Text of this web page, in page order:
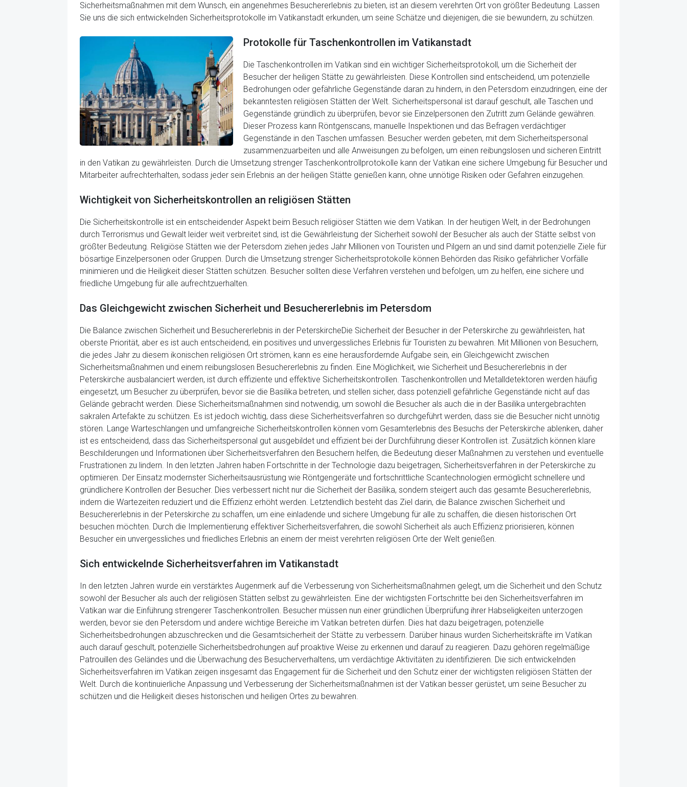
Sicherheitsmaßnahmen mit dem Wunsch, ein angenehmes Besuchererlebnis zu bieten, ist an diesem verehrten Ort von größter Bedeutung. Lassen
Sie uns die sich entwickelnden Sicherheitsprotokolle im Vatikanstadt erkunden, um seine Schätze und diejenigen, die sie bewundern, zu schützen.
Protokolle für Taschenkontrollen im Vatikanstadt
Die Taschenkontrollen im Vatikan sind ein wichtiger Sicherheitsprotokoll, um die Sicherheit der
Besucher der heiligen Stätte zu gewährleisten. Diese Kontrollen sind entscheidend, um potenzielle
Bedrohungen oder gefährliche Gegenstände daran zu hindern, in den Petersdom einzudringen, eine der
bekanntesten religiösen Stätten der Welt. Sicherheitspersonal ist darauf geschult, alle Taschen und
Gegenstände gründlich zu überprüfen, bevor sie Einzelpersonen den Zutritt zum Gelände gewähren.
Dieser Prozess kann Röntgenscans, manuelle Inspektionen und das Befragen verdächtiger
Gegenstände in den Taschen umfassen. Besucher werden gebeten, mit dem Sicherheitspersonal
zusammenzuarbeiten und alle Anweisungen zu befolgen, um einen reibungslosen und sicheren Eintritt
in den Vatikan zu gewährleisten. Durch die Umsetzung strenger Taschenkontrollprotokolle kann der Vatikan eine sichere Umgebung für Besucher und
Mitarbeiter aufrechterhalten, sodass jeder sein Erlebnis an der heiligen Stätte genießen kann, ohne unnötige Risiken oder Gefahren einzugehen.
Wichtigkeit von Sicherheitskontrollen an religiösen Stätten
Die Sicherheitskontrolle ist ein entscheidender Aspekt beim Besuch religiöser Stätten wie dem Vatikan. In der heutigen Welt, in der Bedrohungen
durch Terrorismus und Gewalt leider weit verbreitet sind, ist die Gewährleistung der Sicherheit sowohl der Besucher als auch der Stätte selbst von
größter Bedeutung. Religiöse Stätten wie der Petersdom ziehen jedes Jahr Millionen von Touristen und Pilgern an und sind damit potenzielle Ziele für
bösartige Einzelpersonen oder Gruppen. Durch die Umsetzung strenger Sicherheitsprotokolle können Behörden das Risiko gefährlicher Vorfälle
minimieren und die Heiligkeit dieser Stätten schützen. Besucher sollten diese Verfahren verstehen und befolgen, um zu helfen, eine sichere und
friedliche Umgebung für alle aufrechtzuerhalten.
Das Gleichgewicht zwischen Sicherheit und Besuchererlebnis im Petersdom
Die Balance zwischen Sicherheit und Besuchererlebnis in der PeterskircheDie Sicherheit der Besucher in der Peterskirche zu gewährleisten, hat
oberste Priorität, aber es ist auch entscheidend, ein positives und unvergessliches Erlebnis für Touristen zu bewahren. Mit Millionen von Besuchern,
die jedes Jahr zu diesem ikonischen religiösen Ort strömen, kann es eine herausfordernde Aufgabe sein, ein Gleichgewicht zwischen
Sicherheitsmaßnahmen und einem reibungslosen Besuchererlebnis zu finden. Eine Möglichkeit, wie Sicherheit und Besuchererlebnis in der
Peterskirche ausbalanciert werden, ist durch effiziente und effektive Sicherheitskontrollen. Taschenkontrollen und Metalldetektoren werden häufig
eingesetzt, um Besucher zu überprüfen, bevor sie die Basilika betreten, und stellen sicher, dass potenziell gefährliche Gegenstände nicht auf das
Gelände gebracht werden. Diese Sicherheitsmaßnahmen sind notwendig, um sowohl die Besucher als auch die in der Basilika untergebrachten
sakralen Artefakte zu schützen. Es ist jedoch wichtig, dass diese Sicherheitsverfahren so durchgeführt werden, dass sie die Besucher nicht unnötig
stören. Lange Warteschlangen und umfangreiche Sicherheitskontrollen können vom Gesamterlebnis des Besuchs der Peterskirche ablenken, daher
ist es entscheidend, dass das Sicherheitspersonal gut ausgebildet und effizient bei der Durchführung dieser Kontrollen ist. Zusätzlich können klare
Beschilderungen und Informationen über Sicherheitsverfahren den Besuchern helfen, die Bedeutung dieser Maßnahmen zu verstehen und eventuelle
Frustrationen zu lindern. In den letzten Jahren haben Fortschritte in der Technologie dazu beigetragen, Sicherheitsverfahren in der Peterskirche zu
optimieren. Der Einsatz modernster Sicherheitsausrüstung wie Röntgengeräte und fortschrittliche Scantechnologien ermöglicht schnellere und
gründlichere Kontrollen der Besucher. Dies verbessert nicht nur die Sicherheit der Basilika, sondern steigert auch das gesamte Besuchererlebnis,
indem die Wartezeiten reduziert und die Effizienz erhöht werden. Letztendlich besteht das Ziel darin, die Balance zwischen Sicherheit und
Besuchererlebnis in der Peterskirche zu schaffen, um eine einladende und sichere Umgebung für alle zu schaffen, die diesen historischen Ort
besuchen möchten. Durch die Implementierung effektiver Sicherheitsverfahren, die sowohl Sicherheit als auch Effizienz priorisieren, können
Besucher ein unvergessliches und friedliches Erlebnis an einem der meist verehrten religiösen Orte der Welt genießen.
Sich entwickelnde Sicherheitsverfahren im Vatikanstadt
In den letzten Jahren wurde ein verstärktes Augenmerk auf die Verbesserung von Sicherheitsmaßnahmen gelegt, um die Sicherheit und den Schutz
sowohl der Besucher als auch der religiösen Stätten selbst zu gewährleisten. Eine der wichtigsten Fortschritte bei den Sicherheitsverfahren im
Vatikan war die Einführung strengerer Taschenkontrollen. Besucher müssen nun einer gründlichen Überprüfung ihrer Habseligkeiten unterzogen
werden, bevor sie den Petersdom und andere wichtige Bereiche im Vatikan betreten dürfen. Dies hat dazu beigetragen, potenzielle
Sicherheitsbedrohungen abzuschrecken und die Gesamtsicherheit der Stätte zu verbessern. Darüber hinaus wurden Sicherheitskräfte im Vatikan
auch darauf geschult, potenzielle Sicherheitsbedrohungen auf proaktive Weise zu erkennen und darauf zu reagieren. Dazu gehören regelmäßige
Patrouillen des Geländes und die Überwachung des Besucherverhaltens, um verdächtige Aktivitäten zu identifizieren. Die sich entwickelnden
Sicherheitsverfahren im Vatikan zeigen insgesamt das Engagement für die Sicherheit und den Schutz einer der wichtigsten religiösen Stätten der
Welt. Durch die kontinuierliche Anpassung und Verbesserung der Sicherheitsmaßnahmen ist der Vatikan besser gerüstet, um seine Besucher zu
schützen und die Heiligkeit dieses historischen und heiligen Ortes zu bewahren.